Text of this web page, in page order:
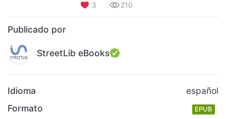
3 210
Publicado por
StreetLib eBooks
Idioma
español
Formato
EPUB